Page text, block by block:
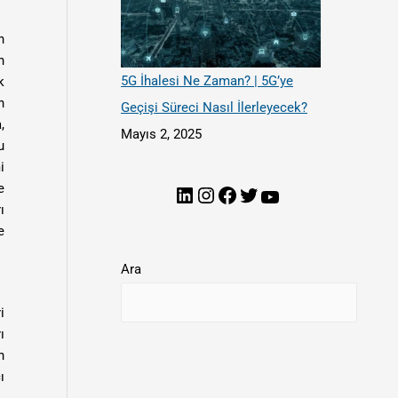
5G İhalesi Ne Zaman? | 5G’ye
Geçişi Süreci Nasıl İlerleyecek?
Mayıs 2, 2025
Ara